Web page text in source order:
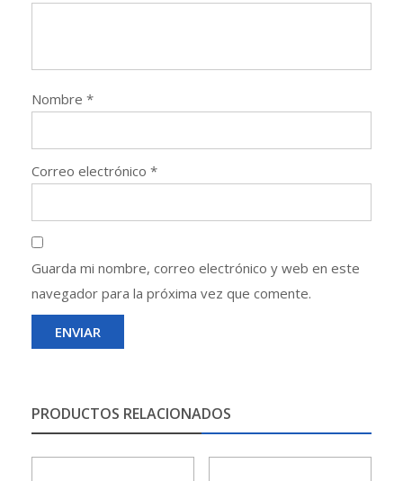
Nombre *
Correo electrónico *
Guarda mi nombre, correo electrónico y web en este
navegador para la próxima vez que comente.
PRODUCTOS RELACIONADOS